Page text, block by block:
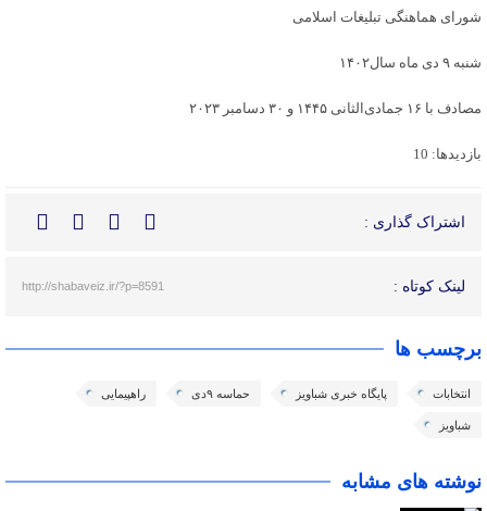
شورای هماهنگی تبلیغات اسلامی
شنبه ۹ دی ماه سال۱۴۰۲
مصادف با ۱۶ جمادی‌الثانی ۱۴۴۵ و ۳۰ دسامبر ۲۰۲۳
بازدیدها: 10
اشتراک گذاری :
لینک کوتاه : http://shabaveiz.ir/?p=8591
برچسب ها
انتخابات پایگاه خبری شباویز حماسه ۹دی راهپیمایی
شباویز
نوشته های مشابه